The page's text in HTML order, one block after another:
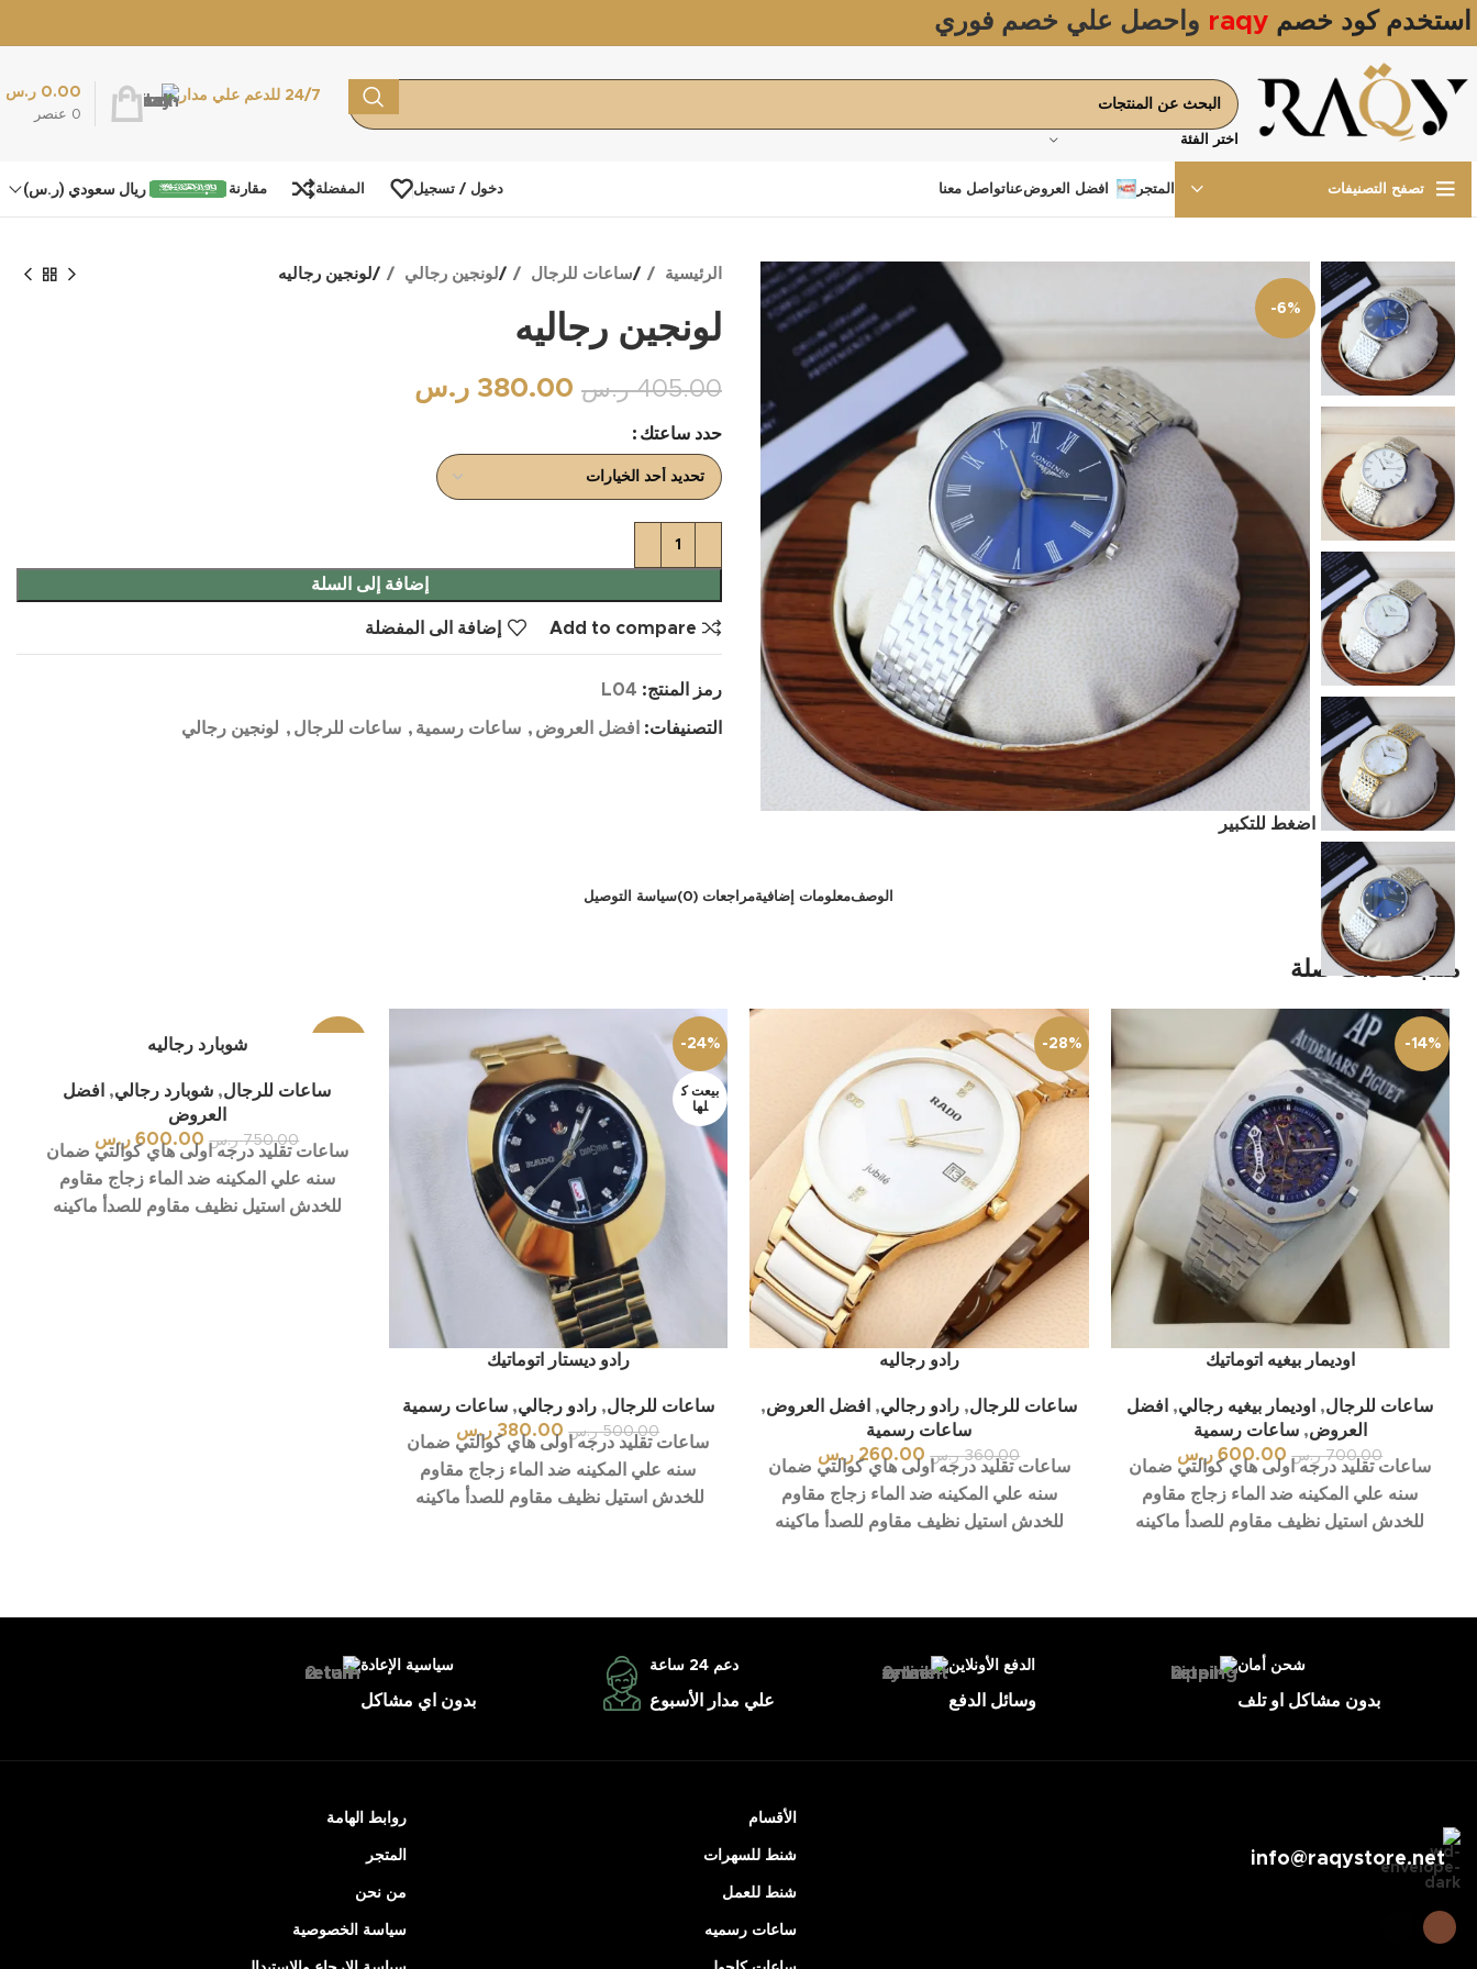
استخدم كود خصم raqy واحصل علي خصم فوري
اختر الفئة
24/7 للدعم علي مدار
0 عنصر
0.00 ر.س
تصفح التصنيفات المتجر افضل العروضعناتواصل معنا دخول / تسجيل المفضلة مقارنة ريال سعودي (ر.س)
-6%
اضغط للتكبير
الرئيسية ساعات للرجال لونجين رجالي لونجين رجاليه
لونجين رجاليه
405.00 ر.س 380.00 ر.س
حدد ساعتك
إضافة إلى السلة
Add to compare إضافة الى المفضلة
رمز المنتج: L04
التصنيفات: افضل العروض , ساعات رسمية , ساعات للرجال , لونجين رجالي
الوصفمعلومات إضافيةمراجعات (0) سياسة التوصيل
منتجات ذات صلة
-14%
اوديمار بيغيه اتوماتيك
ساعات للرجال, اوديمار بيغيه رجالي, افضل
العروض,ساعات رسمية
700.00 ر.س 600.00 ر.س
ساعات تقليد درجه اولى هاي كوالتي ضمان
سنه علي المكينه ضد الماء زجاج مقاوم
للخدش استيل نظيف مقاوم للصدأ ماكينه
-28%
رادو رجاليه
ساعات للرجال, رادو رجالي, افضل العروض,
ساعات رسمية
360.00 ر.س 260.00 ر.س
ساعات تقليد درجه اولى هاي كوالتي ضمان
سنه علي المكينه ضد الماء زجاج مقاوم
للخدش استيل نظيف مقاوم للصدأ ماكينه
-24%
بيعت ك
لها
رادو ديستار اتوماتيك
ساعات للرجال,رادو رجالي,ساعات رسمية
500.00 ر.س 380.00 ر.س
ساعات تقليد درجه اولى هاي كوالتي ضمان
سنه علي المكينه ضد الماء زجاج مقاوم
للخدش استيل نظيف مقاوم للصدأ ماكينه
شوبارد رجاليه
ساعات للرجال, شوبارد رجالي, افضل
العروض
750.00 ر.س 600.00 ر.س
ساعات تقليد درجه اولى هاي كوالتي ضمان
سنه علي المكينه ضد الماء زجاج مقاوم
للخدش استيل نظيف مقاوم للصدأ ماكينه
شحن أمان
بدون مشاكل او تلف
الدفع الأونلاين
وسائل الدفع
دعم 24 ساعة
علي مدار الأسبوع
سياسية الإعادة
بدون اي مشاكل
info@raqystore.net
الأقسام
شنط للسهرات
شنط للعمل
ساعات رسميه
روابط الهامة
المتجر
من نحن
سياسة الخصوصية
انستجرام
سناب شات
تيك توك